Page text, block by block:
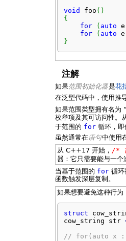
void
foo ( )
{
for
( auto e
for
( auto e
}
注解
如果范围初始化器是花
在泛型代码中，使用推
如果范围类型拥有名为 “
枚举项及其可访问性。
于范围的 for 循环，
虽然通常在语句中使用
从 C++17 开始， /*
器：它只需要能与一
当基于范围的 for 循
函数触发深层复制。
如果想要避免这种行
struct
cow_string str
// for(auto x :